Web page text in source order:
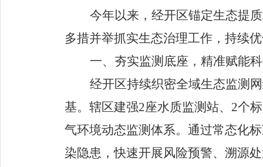
今年以来，经开区锚定生态提
多措并举抓实生态治理工作，持续
一、夯实监测底座，精准赋能
经开区持续织密全域生态监测
基。辖区建强2座水质监测站、 2个
气环境动态监测体系。通过常态化
染隐患，快速开展风险预警、溯源